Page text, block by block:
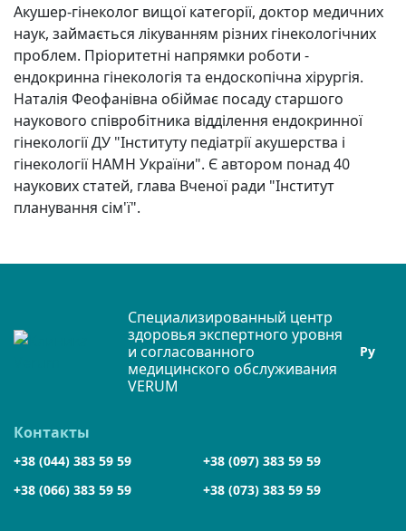
Акушер-гінеколог вищої категорії, доктор медичних
наук, займається лікуванням різних гінекологічних
проблем. Пріоритетні напрямки роботи -
ендокринна гінекологія та ендоскопічна хірургія.
Наталія Феофанівна обіймає посаду старшого
наукового співробітника відділення ендокринної
гінекології ДУ "Інституту педіатрії акушерства і
гінекології НАМН України". Є автором понад 40
наукових статей, глава Вченої ради "Інститут
планування сім'ї".
Специализированный центр
здоровья экспертного уровня
и согласованного
медицинского обслуживания
VERUM
Ру
Контакты
+38 (044) 383 59 59
+38 (097) 383 59 59
+38 (066) 383 59 59
+38 (073) 383 59 59